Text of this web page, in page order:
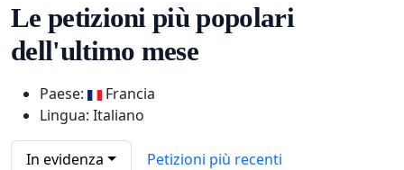
Le petizioni più popolari
dell'ultimo mese
Paese:
Francia
Lingua: Italiano
In evidenza Petizioni più recenti